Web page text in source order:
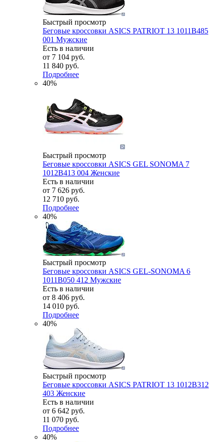
Быстрый просмотр
Беговые кроссовки ASICS PATRIOT 13 1011B485
001 Мужские
Есть в наличии
от 7 104 руб.
11 840 руб.
Подробнее
40%
Быстрый просмотр
Беговые кроссовки ASICS GEL SONOMA 7
1012B413 004 Женские
Есть в наличии
от 7 626 руб.
12 710 руб.
Подробнее
40%
Быстрый просмотр
Беговые кроссовки ASICS GEL-SONOMA 6
1011B050 412 Мужские
Есть в наличии
от 8 406 руб.
14 010 руб.
Подробнее
40%
Быстрый просмотр
Беговые кроссовки ASICS PATRIOT 13 1012B312
403 Женские
Есть в наличии
от 6 642 руб.
11 070 руб.
Подробнее
40%